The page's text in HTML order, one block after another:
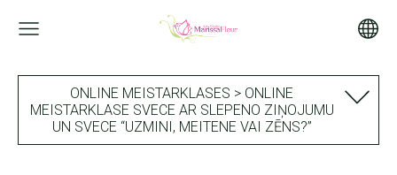
ONLINE MEISTARKLASES > ONLINE
MEISTARKLASE SVECE AR SLEPENO ZIŅOJUMU
UN SVECE “UZMINI, MEITENE VAI ZĒNS?”